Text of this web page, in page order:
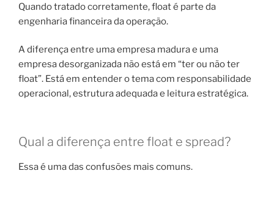
Quando tratado corretamente, float é parte da
engenharia financeira da operação.
A diferença entre uma empresa madura e uma
empresa desorganizada não está em “ter ou não ter
float”. Está em entender o tema com responsabilidade
operacional, estrutura adequada e leitura estratégica.
Qual a diferença entre float e spread?
Essa é uma das confusões mais comuns.